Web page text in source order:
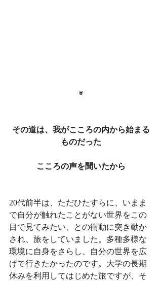
◉
その道は、我がこころの内から始まる
ものだった
こころの声を聞いたから
20代前半は、ただひたすらに、いまま
で自分が触れたことがない世界をこの
目で見てみたい、との衝動に突き動か
され、旅をしていました。多種多様な
環境に自身をさらし、自分の世界を広
げて行きたかったのです。大学の長期
休みを利用してはじめた旅ですが、そ